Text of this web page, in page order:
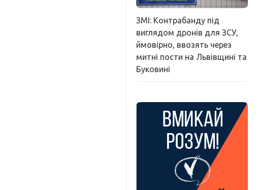
ЗМІ: Контрабанду під
виглядом дронів для ЗСУ,
ймовірно, ввозять через
митні пости на Львівщині та
Буковині